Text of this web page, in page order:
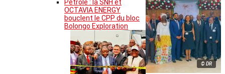
© DR
Pétrole : la SNH et
OCTAVIA ENERGY
bouclent le CPP du bloc
Bolongo Exploration